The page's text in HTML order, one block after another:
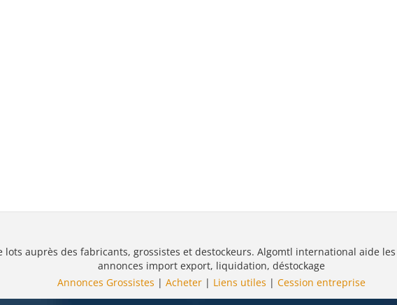
auprès des fabricants, grossistes et destockeurs. Algomtl international aide
annonces import export, liquidation, déstockage
Annonces Grossistes | Acheter| Liens utiles | Cession entreprise